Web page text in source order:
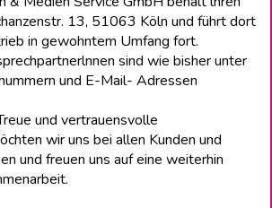
13, 51063 Köln und führt dort
in gewohntem Umfang fort.
sind wie bisher unter
und E-Mail- Adressen
und vertrauensvolle
wir uns bei allen Kunden und
und freuen uns auf eine weiterhin